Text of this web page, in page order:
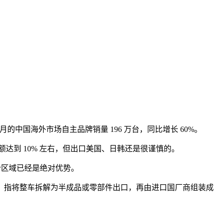
中国海外市场自主品牌销量 196 万台，同比增长 60%。
到 10% 左右，但出口美国、日韩还是很谨慎的。
域已经是绝对优势。
将整车拆解为半成品或零部件出口，再由进口国厂商组装成